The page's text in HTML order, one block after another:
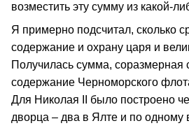
возместить эту сумму из какой-
Я примерно подсчитал, сколько
содержание и охрану царя и
Получилась сумма, соразмерная
содержание Черноморского
Для Николая II было построено
дворца – два в Ялте и по